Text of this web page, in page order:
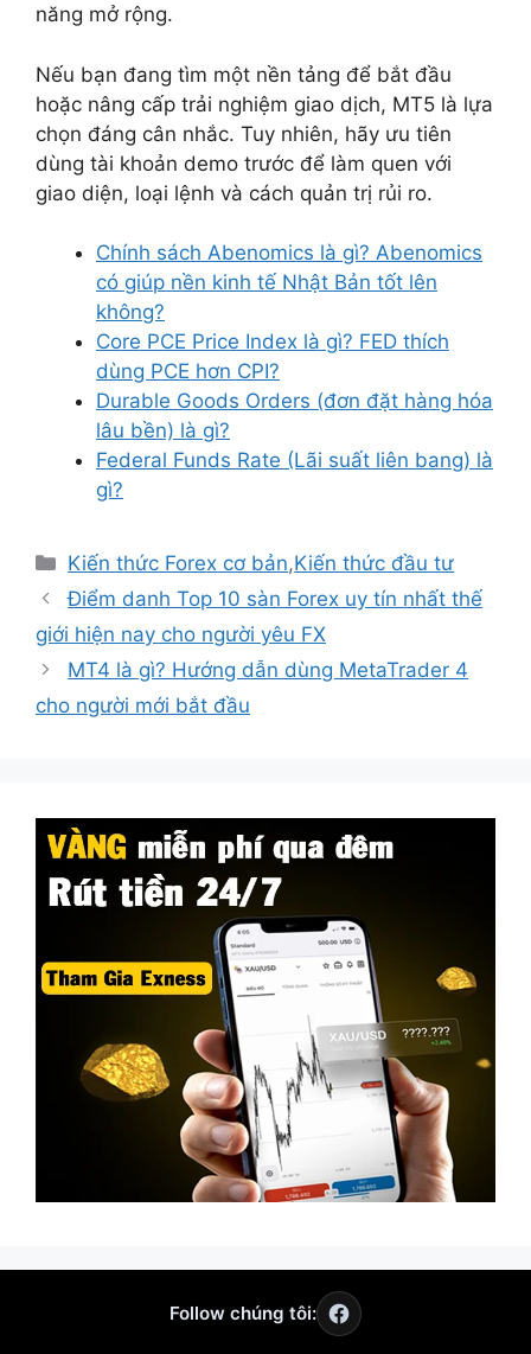
năng mở rộng.
Nếu bạn đang tìm một nền tảng để bắt đầu
hoặc nâng cấp trải nghiệm giao dịch, MT5 là lựa
chọn đáng cân nhắc. Tuy nhiên, hãy ưu tiên
dùng tài khoản demo trước để làm quen với
giao diện, loại lệnh và cách quản trị rủi ro.
Chính sách Abenomics là gì? Abenomics
có giúp nền kinh tế Nhật Bản tốt lên
không?
Core PCE Price Index là gì? FED thích
dùng PCE hơn CPI?
Durable Goods Orders (đơn đặt hàng hóa
lâu bền) là gì?
Federal Funds Rate (Lãi suất liên bang) là
gì?
Danh
mục
Kiến thức Forex cơ bản,Kiến thức đầu tư
Điểm danh Top 10 sàn Forex uy tín nhất thế
giới hiện nay cho người yêu FX
MT4 là gì? Hướng dẫn dùng MetaTrader 4
cho người mới bắt đầu
Follow chúng tôi: